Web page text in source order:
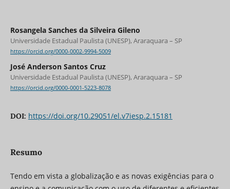
Rosangela Sanches da Silveira Gileno
Universidade Estadual Paulista (UNESP), Araraquara – SP
https://orcid.org/0000-0002-9994-5009
José Anderson Santos Cruz
Universidade Estadual Paulista (UNESP), Araraquara – SP
https://orcid.org/0000-0001-5223-8078
DOI: https://doi.org/10.29051/el.v7iesp.2.15181
Resumo
Tendo em vista a globalização e as novas exigências para o